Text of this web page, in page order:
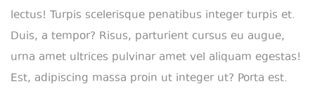
lectus! Turpis scelerisque penatibus integer turpis et.
Duis, a tempor? Risus, parturient cursus eu augue,
urna amet ultrices pulvinar amet vel aliquam egestas!
Est, adipiscing massa proin ut integer ut? Porta est.